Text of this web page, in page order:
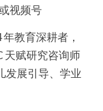
视频号
教育深耕者，
天赋研究咨询师
发展引导、学业